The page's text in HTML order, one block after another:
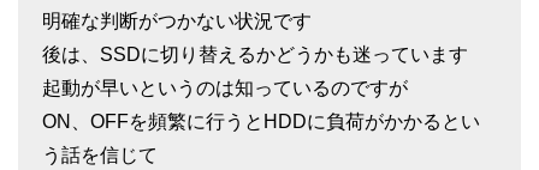
明確な判断がつかない状況です
後は、SSDに切り替えるかどうかも迷っています
起動が早いというのは知っているのですが
ON、OFFを頻繁に行うとHDDに負荷がかかるとい
う話を信じて